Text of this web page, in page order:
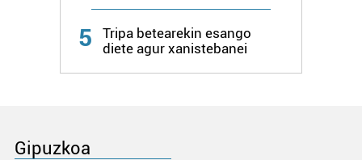
5
Tripa betearekin esango
diete agur xanistebanei
Gipuzkoa